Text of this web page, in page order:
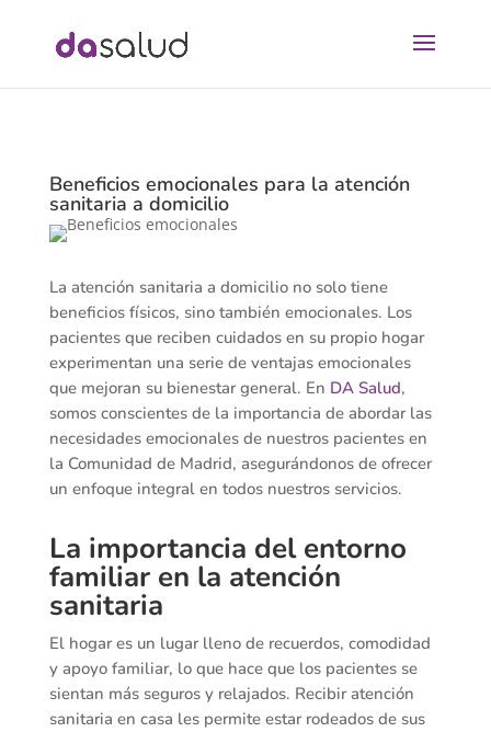
Beneficios emocionales para la atención
sanitaria a domicilio
La atención sanitaria a domicilio no solo tiene
beneficios físicos, sino también emocionales. Los
pacientes que reciben cuidados en su propio hogar
experimentan una serie de ventajas emocionales
que mejoran su bienestar general. En DA Salud,
somos conscientes de la importancia de abordar las
necesidades emocionales de nuestros pacientes en
la Comunidad de Madrid, asegurándonos de ofrecer
un enfoque integral en todos nuestros servicios.
La importancia del entorno
familiar en la atención
sanitaria
El hogar es un lugar lleno de recuerdos, comodidad
y apoyo familiar, lo que hace que los pacientes se
sientan más seguros y relajados. Recibir atención
sanitaria en casa les permite estar rodeados de sus